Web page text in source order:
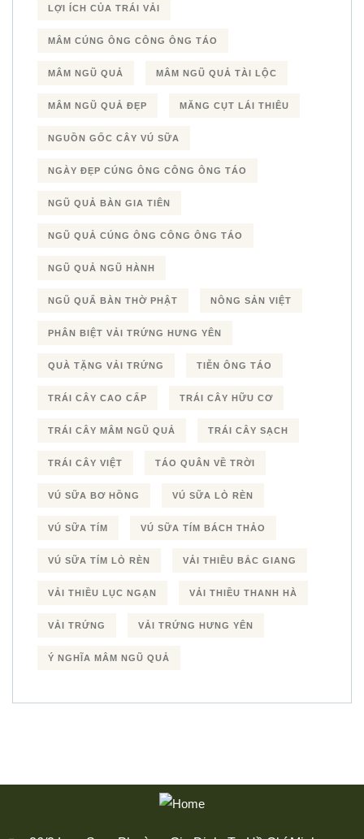
LỢI ÍCH CỦA TRÁI VẢI
MÂM CÚNG ÔNG CÔNG ÔNG TÁO
MÂM NGŨ QUẢ MÂM NGŨ QUẢ TÀI LỘC
MÂM NGŨ QUẢ ĐẸP MĂNG CỤT LÁI THIÊU
NGUỒN GỐC CÂY VÚ SỮA
NGÀY ĐẸP CÚNG ÔNG CÔNG ÔNG TÁO
NGŨ QUẢ BÀN GIA TIÊN
NGŨ QUẢ CÚNG ÔNG CÔNG ÔNG TÁO
NGŨ QUẢ NGŨ HÀNH
NGŨ QUẨ BÀN THỜ PHẬT NÔNG SẢN VIỆT
PHÂN BIỆT VẢI TRỨNG HƯNG YÊN
QUÀ TẶNG VẢI TRỨNG TIỄN ÔNG TÁO
TRÁI CÂY CAO CẤP TRÁI CÂY HỮU CƠ
TRÁI CÂY MÂM NGŨ QUẢ TRÁI CÂY SẠCH
TRÁI CÂY VIỆT TÁO QUÂN VỀ TRỜI
VÚ SỮA BƠ HỒNG VÚ SỮA LÒ RÈN
VÚ SỮA TÍM VÚ SỮA TÍM BÁCH THẢO
VÚ SỮA TÍM LÒ RÈN VẢI THIỀU BẮC GIANG
VẢI THIỀU LỤC NGẠN VẢI THIỀU THANH HÀ
VẢI TRỨNG VẢI TRỨNG HƯNG YÊN
Ý NGHĨA MÂM NGŨ QUẢ